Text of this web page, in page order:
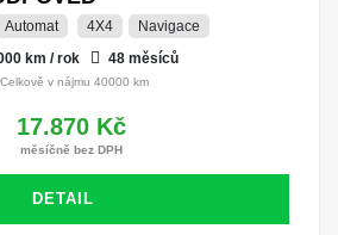
Automat 4X4
Navigace
km / rok
48 měsíců
Celkově v nájmu 40000 km
17.870 Kč
měsíčně bez DPH
DETAIL